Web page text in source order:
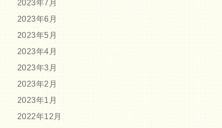
2023年7月
2023年6月
2023年5月
2023年4月
2023年3月
2023年2月
2023年1月
2022年12月